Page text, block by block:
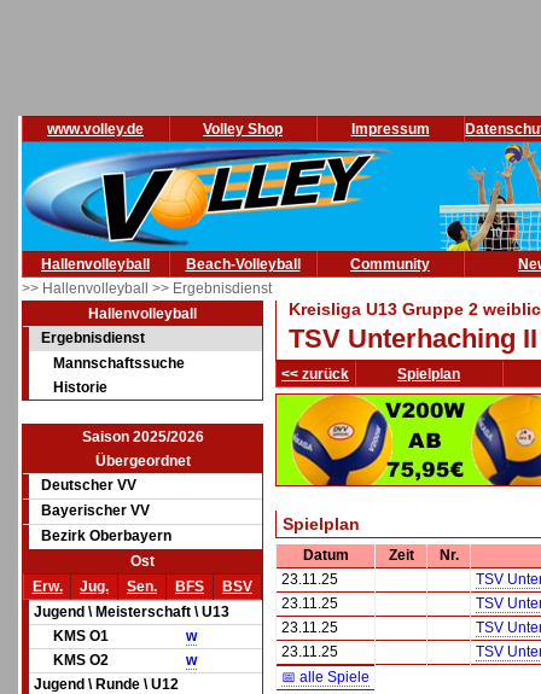
www.volley.de Volley Shop Impressum
Hallenvolleyball Beach-Volleyball Community
>> Hallenvolleyball >> Ergebnisdienst
Hallenvolleyball
Ergebnisdienst
Mannschaftssuche
Historie
Saison 2025/2026
Übergeordnet
Deutscher VV
Bayerischer VV
Bezirk Oberbayern
Ost
Erw.
Jug. Sen. BFS
BSV
Jugend \ Meisterschaft \ U13
KMS O1
w
KMS O2
w
Jugend \ Runde \ U12
Kreisliga U13 Gruppe 2
TSV Unterhaching II
<< zurück Spielplan
Spielplan
Datum Zeit
Nr.
23.11.25
TSV
23.11.25
TSV
23.11.25
TSV
23.11.25
TSV
📅 alle Spiele